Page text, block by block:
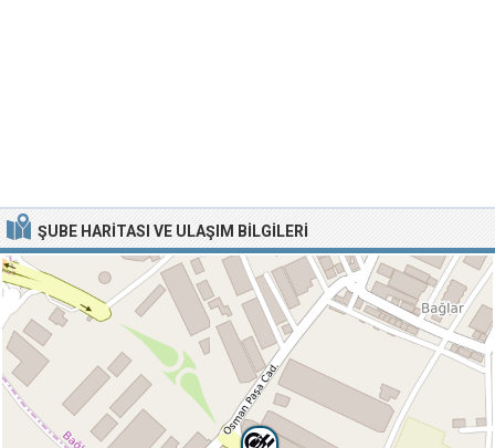
ŞUBE HARITASI VE ULAŞIM BILGILERI